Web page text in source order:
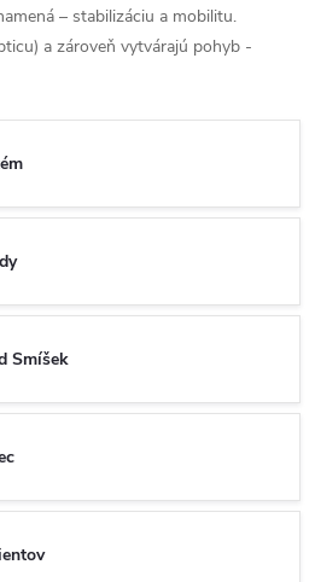
– stabilizáciu a mobilitu.
a zároveň vytvárajú pohyb -
Smíšek